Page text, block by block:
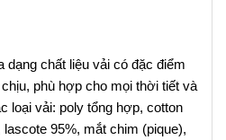
dạng chất liệu vải có đặc điểm
phù hợp cho mọi thời tiết và
loại vải: poly tổng hợp, cotton
lascote 95%, mắt chim (pique),